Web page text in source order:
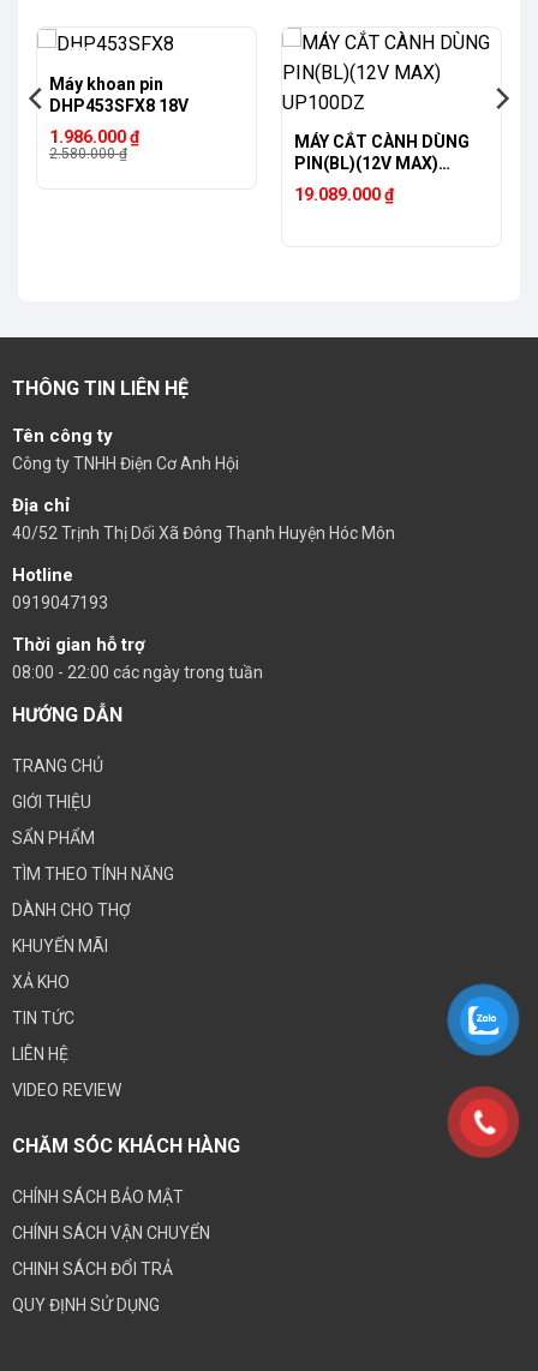
-23%
Máy khoan pin
DHP453SFX8 18V
2.580.000₫
Giá
gốc
1.986.000₫
Giá
hiện
MÁY CẮT CÀNH DÙNG
PIN(BL)(12V MAX)
UP100DZ
19.089.000₫
THÔNG TIN LIÊN HỆ
Tên công ty
Công ty TNHH Điện Cơ Anh Hội
Địa chỉ
40/52 Trịnh Thị Dối Xã Đông Thạnh Huyện Hóc Môn
Hotline
0919047193
Thời gian hỗ trợ
08:00 - 22:00 các ngày trong tuần
HƯỚNG DẪN
TRANG CHỦ
GIỚI THIỆU
SẨN PHẨM
TÌM THEO TÍNH NĂNG
DÀNH CHO THỢ
KHUYẾN MÃI
XẢ KHO
TIN TỨC
LIÊN HỆ
VIDEO REVIEW
CHĂM SÓC KHÁCH HÀNG
CHÍNH SÁCH BẢO MẬT
CHÍNH SÁCH VẬN CHUYỂN
CHINH SÁCH ĐỔI TRẢ
QUY ĐỊNH SỬ DỤNG